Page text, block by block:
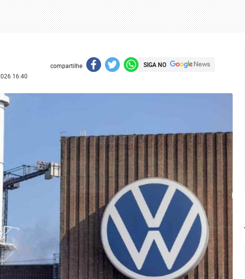
16:40
compartilhe SIGA NO